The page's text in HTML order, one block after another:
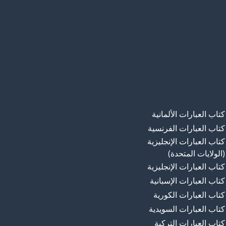
كتاب العبارات الألمانية
كتاب العبارات الفرنسية
كتاب العبارات الإنجليزية
(الولايات المتحدة)
كتاب العبارات الإنجليزية
كتاب العبارات الإسبانية
كتاب العبارات الكورية
كتاب العبارات السويدية
كتاب العبارات التركية